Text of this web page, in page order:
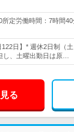
所定労働時間：7時間
122日】* 週休2日制（
、土曜出勤日は原…
る